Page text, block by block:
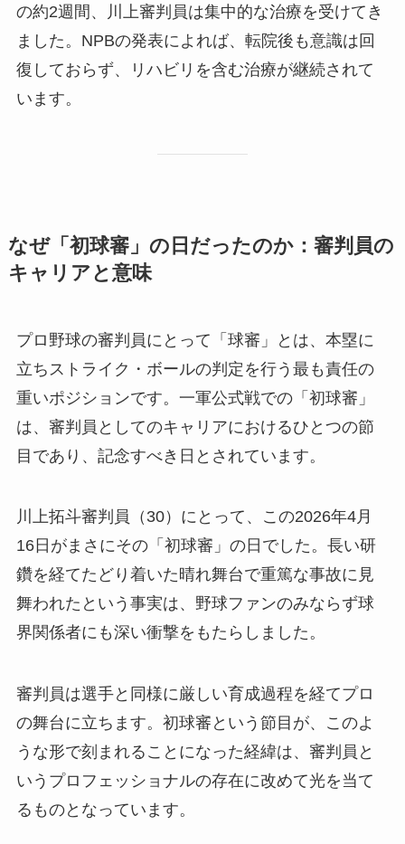
の約2週間、川上審判員は集中的な治療を受けてき
ました。NPBの発表によれば、転院後も意識は回
復しておらず、リハビリを含む治療が継続されて
います。
なぜ「初球審」の日だったのか：審判員の
キャリアと意味
プロ野球の審判員にとって「球審」とは、本塁に
立ちストライク・ボールの判定を行う最も責任の
重いポジションです。一軍公式戦での「初球審」
は、審判員としてのキャリアにおけるひとつの節
目であり、記念すべき日とされています。
川上拓斗審判員（30）にとって、この2026年4月
16日がまさにその「初球審」の日でした。長い研
鑽を経てたどり着いた晴れ舞台で重篤な事故に見
舞われたという事実は、野球ファンのみならず球
界関係者にも深い衝撃をもたらしました。
審判員は選手と同様に厳しい育成過程を経てプロ
の舞台に立ちます。初球審という節目が、このよ
うな形で刻まれることになった経緯は、審判員と
いうプロフェッショナルの存在に改めて光を当て
るものとなっています。